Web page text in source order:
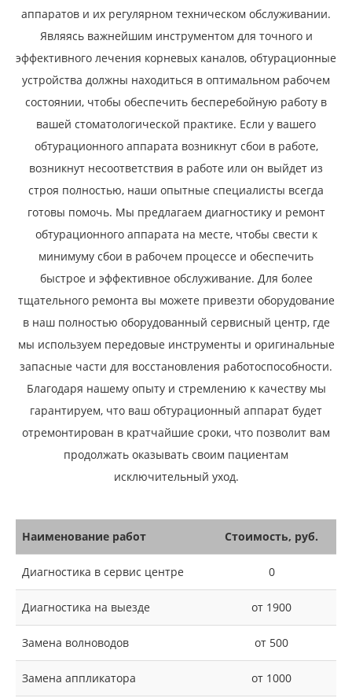
аппаратов и их регулярном техническом обслуживании.
Являясь важнейшим инструментом для точного и
эффективного лечения корневых каналов, обтурационные
устройства должны находиться в оптимальном рабочем
состоянии, чтобы обеспечить бесперебойную работу в
вашей стоматологической практике. Если у вашего
обтурационного аппарата возникнут сбои в работе,
возникнут несоответствия в работе или он выйдет из
строя полностью, наши опытные специалисты всегда
готовы помочь. Мы предлагаем диагностику и ремонт
обтурационного аппарата на месте, чтобы свести к
минимуму сбои в рабочем процессе и обеспечить
быстрое и эффективное обслуживание. Для более
тщательного ремонта вы можете привезти оборудование
в наш полностью оборудованный сервисный центр, где
мы используем передовые инструменты и оригинальные
запасные части для восстановления работоспособности.
Благодаря нашему опыту и стремлению к качеству мы
гарантируем, что ваш обтурационный аппарат будет
отремонтирован в кратчайшие сроки, что позволит вам
продолжать оказывать своим пациентам
исключительный уход.
Наименование работ Стоимость, руб.
Диагностика в сервис центре 0
Диагностика на выезде от 1900
Замена волноводов от 500
Замена аппликатора от 1000